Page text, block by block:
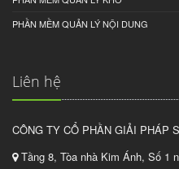
PHẦN MỀM QUẢN LÝ NỘI DUNG
Liên hệ
CÔNG TY CỔ PHẦN GIẢI PHÁP
Tầng 8, Tòa nhà Kim Ánh, Số 1